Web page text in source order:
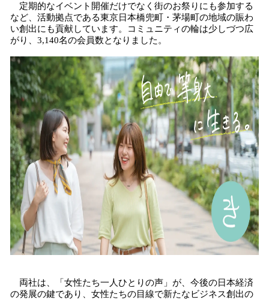
定期的なイベント開催だけでなく街のお祭りにも参加する
など、活動拠点である東京日本橋兜町・茅場町の地域の賑わ
い創出にも貢献しています。コミュニティの輪は少しづつ広
がり、3,140名の会員数となりました。
両社は、「女性たち一人ひとりの声」が、今後の日本経済
の発展の鍵であり、女性たちの目線で新たなビジネス創出の